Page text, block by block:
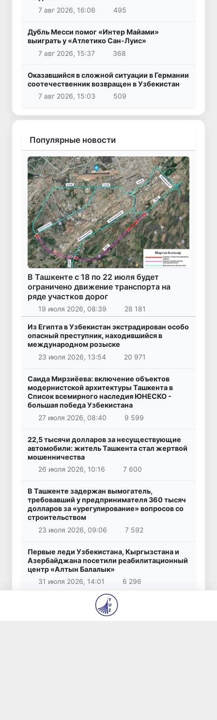
7 авг 2026, 16:06
495
Дубль Месси помог «Интер Майами»
выиграть у «Атлетико Сан-Луис»
7 авг 2026, 15:37
368
Оказавшийся в сложной ситуации в Германии
соотечественник возвращен в Узбекистан
7 авг 2026, 15:03
509
Популярные новости
В Ташкенте с 18 по 22 июля будет
ограничено движение транспорта на
ряде участков дорог
19 июля 2026, 08:39 28 181
Из Египта в Узбекистан экстрадирован особо
опасный преступник, находившийся в
международном розыске
23 июля 2026, 13:54
20 971
Саида Мирзиёева: включение объектов
модернистской архитектуры Ташкента в
Список всемирного наследия ЮНЕСКО -
большая победа Узбекистана
27 июля 2026, 08:40
9 599
22,5 тысячи долларов за несуществующие
автомобили: житель Ташкента стал жертвой
мошенничества
26 июля 2026, 10:16
7 600
В Ташкенте задержан вымогатель,
требовавший у предпринимателя 360 тысяч
долларов за «урегулирование» вопросов со
строительством
23 июля 2026, 09:06
7 592
Первые леди Узбекистана, Кыргызстана и
Азербайджана посетили реабилитационный
центр «Алтын Балалык»
31 июля 2026, 14:01
6 296